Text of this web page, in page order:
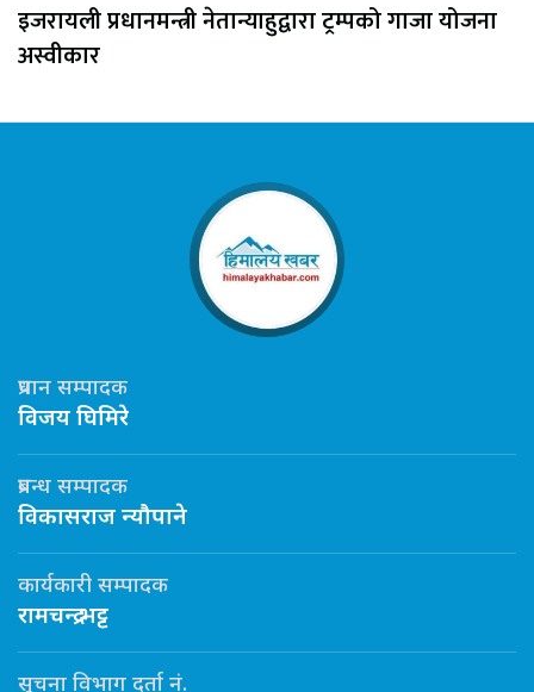
इजरायली प्रधानमन्त्री नेतान्याहुद्वारा ट्रम्पको गाजा योजना
अस्वीकार
प्रधान सम्पादक
विजय घिमिरे
प्रबन्ध सम्पादक
विकासराज न्यौपाने
कार्यकारी सम्पादक
रामचन्द्र भट्ट
सूचना विभाग दर्ता नं.